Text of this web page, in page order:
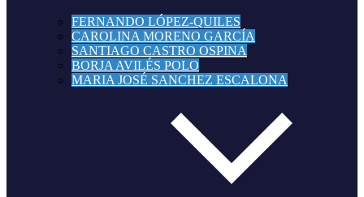
FERNANDO LÓPEZ-QUILES
CAROLINA MORENO GARCÍA
SANTIAGO CASTRO OSPINA
BORJA AVILÉS POLO
MARIA JOSÉ SANCHEZ ESCALONA